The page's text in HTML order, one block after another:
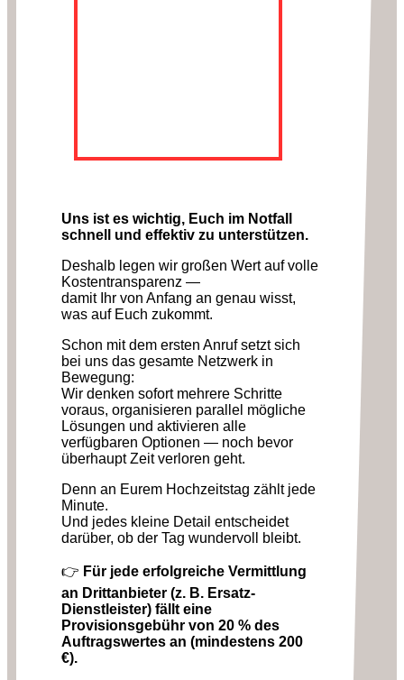
Uns ist es wichtig, Euch im Notfall
schnell und effektiv zu unterstützen.
Deshalb legen wir großen Wert auf volle
Kostentransparenz —
damit Ihr von Anfang an genau wisst,
was auf Euch zukommt.
Schon mit dem ersten Anruf setzt sich
bei uns das gesamte Netzwerk in
Bewegung:
Wir denken sofort mehrere Schritte
voraus, organisieren parallel mögliche
Lösungen und aktivieren alle
verfügbaren Optionen — noch bevor
überhaupt Zeit verloren geht.
Denn an Eurem Hochzeitstag zählt jede
Minute.
Und jedes kleine Detail entscheidet
darüber, ob der Tag wundervoll bleibt.
👉 Für jede erfolgreiche Vermittlung
an Drittanbieter (z. B. Ersatz-
Dienstleister) fällt eine
Provisionsgebühr von 20 % des
Auftragswertes an (mindestens 200
€).